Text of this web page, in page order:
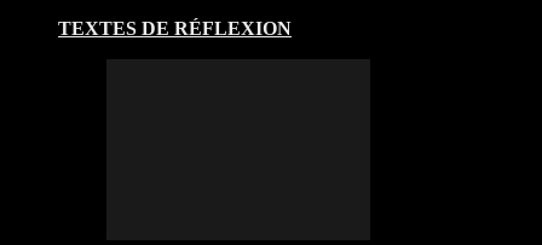
TEXTES DE RÉFLEXION